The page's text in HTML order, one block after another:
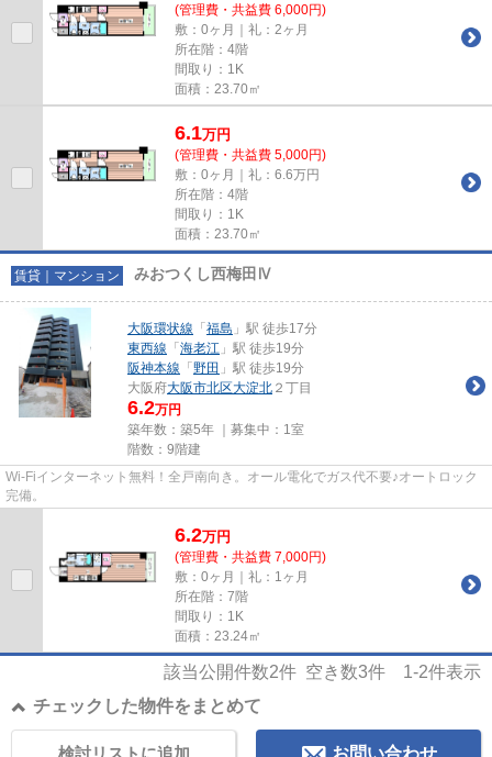
(管理費・共益費 6,000円)
敷：0ヶ月｜礼：2ヶ月
所在階：4階
間取り：1K
面積：23.70㎡
6.1万円
(管理費・共益費 5,000円)
敷：0ヶ月｜礼：6.6万円
所在階：4階
間取り：1K
面積：23.70㎡
賃貸｜マンション みおつくし西梅田Ⅳ
大阪環状線 「 福島 」駅 徒歩17分
東西線 「 海老江 」駅 徒歩19分
阪神本線 「 野田 」駅 徒歩19分
大阪府大阪市北区大淀北 ２丁目
6.2万円
築年数：築5年 ｜募集中： 1室
階数：9階建
Wi-Fiインターネット無料！全戸南向き。オール電化でガス代不要♪オートロック
完備。
6.2万円
(管理費・共益費 7,000円)
敷：0ヶ月｜礼：1ヶ月
所在階：7階
間取り：1K
面積：23.24㎡
該当公開件数2件 空き数3件 1-2件表示
チェックした物件をまとめて
お問い合わせ
検討リストに追加